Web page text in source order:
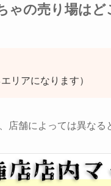
ゃの売り場はど
リアになります）
店舗によっては異なる